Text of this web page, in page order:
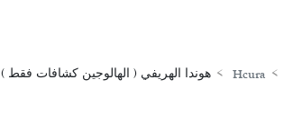
Hcura هوندا الهريفي ( الهالوجين كشافات فقط ) 2016-2018 أسود الإسكان العنبر عدسة شفافة